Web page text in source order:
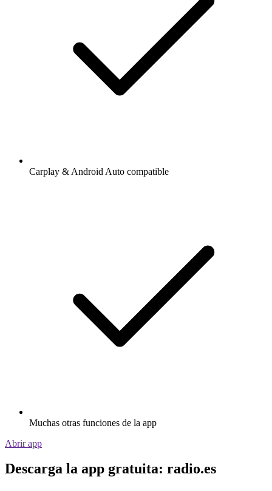
Carplay & Android Auto compatible
Muchas otras funciones de la app
Abrir app
Descarga la app gratuita: radio.es